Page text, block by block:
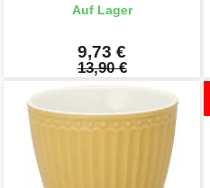
Auf Lager
9,73 €
13,90 €